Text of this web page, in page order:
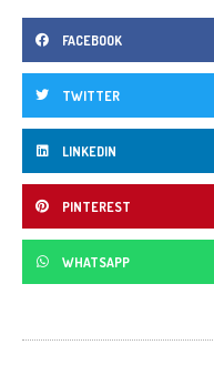
FACEBOOK
TWITTER
LINKEDIN
PINTEREST
WHATSAPP